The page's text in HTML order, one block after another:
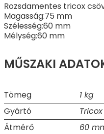
Rozsdamentes tricox
Magasság:75 mm
Szélesség:60 mm
Mélység:60 mm
MŰSZAKI
Tömeg
1 kg
Gyártó
Tricox
Átmérő
60